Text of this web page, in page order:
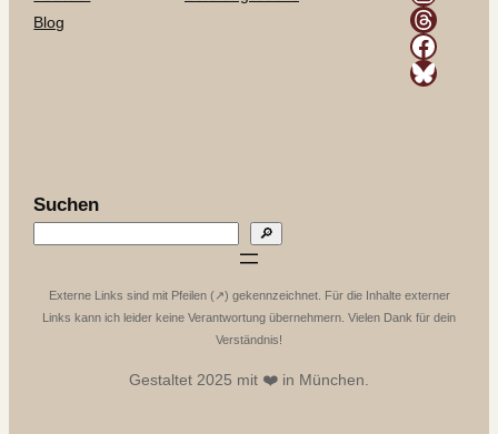
Blog
Threads
Facebook
Bluesky
Suchen
🔎
Externe Links sind mit Pfeilen (↗️) gekennzeichnet. Für die Inhalte externer
Links kann ich leider keine Verantwortung übernehmern. Vielen Dank für dein
Verständnis!
Gestaltet 2025 mit ❤️ in München.